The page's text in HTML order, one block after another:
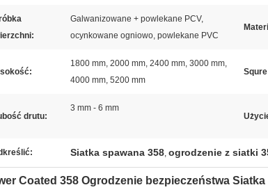
Galwanizowane + powlekane PCV,
ocynkowane ogniowo, powlekane PVC
1800 mm, 2000 mm, 2400 mm, 3000 mm,
4000 mm, 5200 mm
drutu:
3 mm - 6 mm
Siatka spawana 358, ogrodzenie z siatki
Coated 358 Ogrodzenie bezpieczeństwa